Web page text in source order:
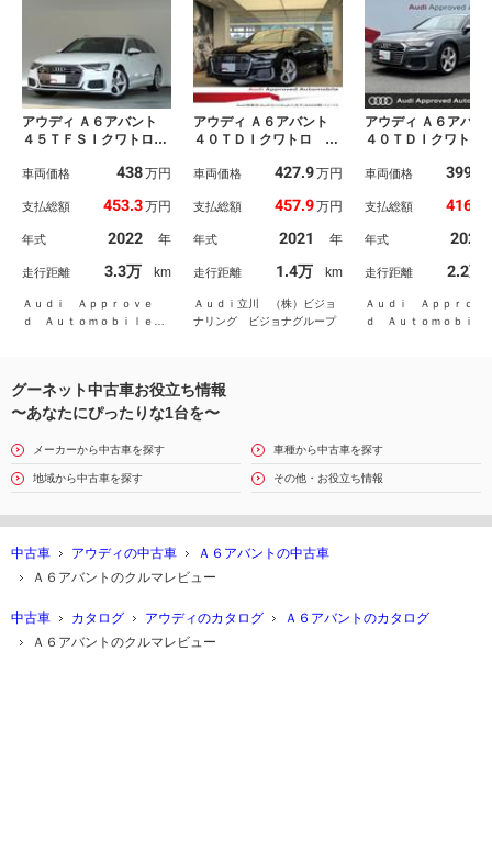
アウディ Ａ６アバント
４５ＴＦＳＩクワトロ
ｅ パッケージ テクノ
中古車
車両価格 438万円
支払総額 453.3万円
年式 2022 年
走行距離 3.3万 km
Ａｕｄｉ Ａｐｐｒｏｖｅ
ｄ Ａｕｔｏｍｏｂｉｌｅ
アウディ Ａ６アバント
４０ＴＤＩクワトロ ス
クスオートマチックエア
ｎｇ ＆ Ｏｌｕｆｓｅ
テム （１６スピーカ
ー）／コントロールコー
ド／ドライビングパッケ
ージ／パワークロージン
グドア
車両価格 427.9万円
支払総額 457.9万円
年式 2021 年
走行距離 1.4万 km
Ａｕｄｉ立川 （株）ビジョ
ナリング ビジョナグループ
アウディ Ａ６アバン
４０ＴＤＩクワト
ージ アシスタンス
ライビングＰＫＧ
イドアシスト アン
ントライト 全周囲
ラ オートホール
マホ連携 ＴＶチュ
ー １オーナー
車両価格 399.9
支払総額 416.2
年式 2020
走行距離 2.2万
Ａｕｄｉ Ａｐｐｒｏｖ
ｄ Ａｕｔｏｍｏｂｉ
グーネット中古車お役立ち情報
〜あなたにぴったりな1台を〜
メーカーから中古車を探す 車種から中古車を探す
地域から中古車を探す その他・お役立ち情報
中古車 アウディの中古車
Ａ６アバントの中古車
Ａ６アバントのクルマレビュー
中古車 カタログ アウディのカタログ
Ａ６アバントのカタログ
Ａ６アバントのクルマレビュー